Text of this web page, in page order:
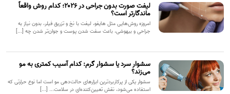
لیفت صورت بدون جراحی در ۲۰۲۶؛ کدام روش واقعاً
ماندگارتر است؟
امروزه روش‌هایی مثل هایفو، لیفت با نخ و تزریق فیلر، بدون نیاز به
جراحی و بیهوشی، باعث سفت شدن پوست و جوان‌تر شدن چه [...]
سشوار سرد یا سشوار گرم: کدام آسیب کمتری به مو
می‌زند؟
سشوار یکی از پرکاربردترین ابزارهای حالت‌دهی مو است اما نوع حرارتی که
استفاده می‌شود، نقش تعیین‌کننده‌ای در سلامت... [...]